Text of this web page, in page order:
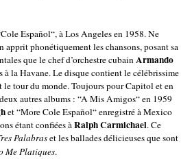
Español“, à Los Angeles en 1958. Ne
apprit phonétiquement les chansons, posant sa
que le chef d’orchestre cubainArmando
à la Havane. Le disque contient le célébrissime
le tour du monde. Toujours pour Capitol et en
autres albums : “A Mis Amigos“ en 1959
et “More Cole Español“ enregistré à Mexico
étant confiées àRalph Carmichael. Ce
Palabraset les ballades délicieuses que sont
Me Platiques.